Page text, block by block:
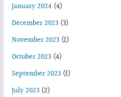
January 2024(4)
December 2023(3)
November 2023(1)
October 2023(4)
September 2023(1)
July 2023(2)